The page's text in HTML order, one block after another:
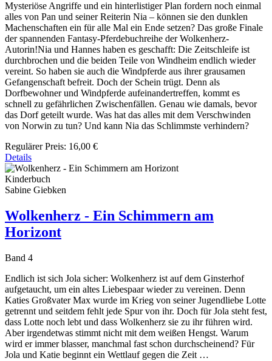
Mysteriöse Angriffe und ein hinterlistiger Plan fordern noch einmal
alles von Pan und seiner Reiterin Nia – können sie den dunklen
Machenschaften ein für alle Mal ein Ende setzen? Das große Finale
der spannenden Fantasy-Pferdebuchreihe der Wolkenherz-
Autorin!Nia und Hannes haben es geschafft: Die Zeitschleife ist
durchbrochen und die beiden Teile von Windheim endlich wieder
vereint. So haben sie auch die Windpferde aus ihrer grausamen
Gefangenschaft befreit. Doch der Schein trügt. Denn als
Dorfbewohner und Windpferde aufeinandertreffen, kommt es
schnell zu gefährlichen Zwischenfällen. Genau wie damals, bevor
das Dorf geteilt wurde. Was hat das alles mit dem Verschwinden
von Norwin zu tun? Und kann Nia das Schlimmste verhindern?
Regulärer Preis: 16,00 €
Details
Kinderbuch
Sabine Giebken
Wolkenherz - Ein Schimmern am
Horizont
Band 4
Endlich ist sich Jola sicher: Wolkenherz ist auf dem Ginsterhof
aufgetaucht, um ein altes Liebespaar wieder zu vereinen. Denn
Katies Großvater Max wurde im Krieg von seiner Jugendliebe Lotte
getrennt und seitdem fehlt jede Spur von ihr. Doch für Jola steht fest,
dass Lotte noch lebt und dass Wolkenherz sie zu ihr führen wird.
Aber irgendetwas stimmt nicht mit dem weißen Hengst. Warum
wird er immer blasser, manchmal fast schon durchscheinend? Für
Jola und Katie beginnt ein Wettlauf gegen die Zeit …